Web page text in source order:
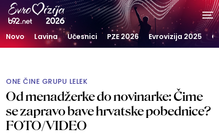
Novo Lavina Učesnici PZE 2026 Evrovizija 2025
ONE ČINE GRUPU LELEK
Od menadžerke do novinarke: Čime
se zapravo bave hrvatske pobednice?
FOTO/VIDEO